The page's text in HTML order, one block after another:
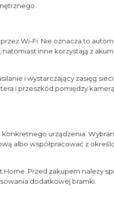
Wi-Fi. Nie oznacza to
inne korzystają z
i wystarczający zasięg
i przeszkód pomiędzy
konkretnego urządzenia.
albo współpracować z
Przed zakupem należy
dodatkowej bramki.